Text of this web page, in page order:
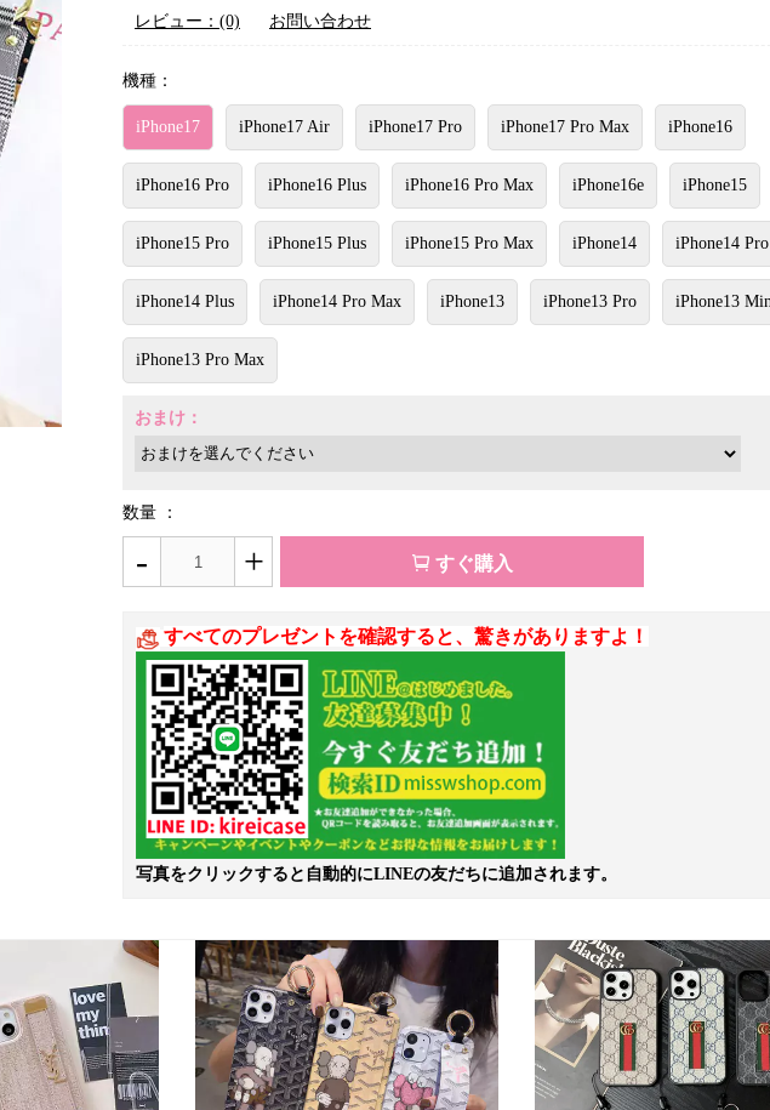
レビュー：(0) お問い合わせ
機種：
iPhone17 iPhone17 Air iPhone17 Pro iPhone17 Pro Max iPhone16
iPhone16 Pro iPhone16 Plus iPhone16 Pro Max iPhone16e iPhone15
iPhone15 Pro iPhone15 Plus iPhone15 Pro Max iPhone14 iPhone14 Pro
iPhone14 Plus iPhone14 Pro Max iPhone13 iPhone13 Pro iPhone13
iPhone13 Pro Max
おまけ：
数量 ：
- + すぐ購入
すべてのプレゼントを確認すると、驚きがありますよ！
写真をクリックすると自動的にLINEの友だちに追加されます。